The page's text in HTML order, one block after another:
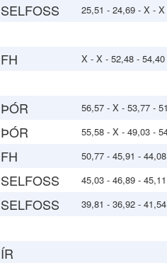
SELFOSS 25,51 - 24,69 - X -
FH X - X - 52,48 -
ÞÓR 56,57 - X - 53,77 -
ÞÓR 55,58 - X - 49,03 -
FH 50,77 - 45,91 -
SELFOSS 45,03 - 46,89 -
SELFOSS 39,81 - 36,92 -
ÍR